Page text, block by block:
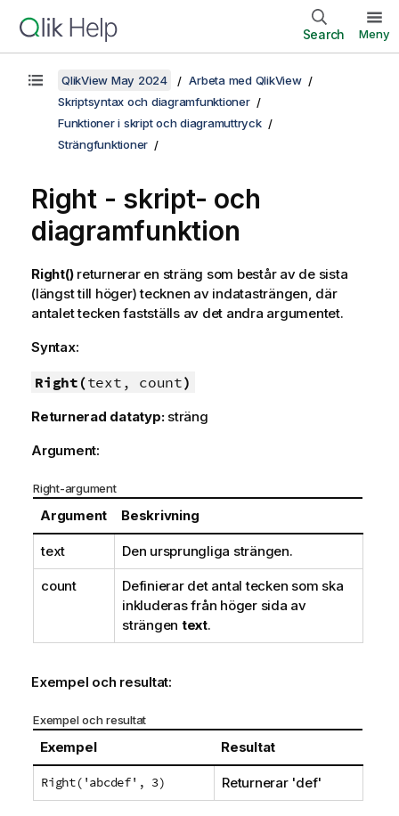
Search Meny
QlikView May 2024
Arbeta med QlikView
Skriptsyntax och diagramfunktioner
Funktioner i skript och diagramuttryck
Strängfunktioner
Right - skript- och
diagramfunktion
Right()returnerar en sträng som består av de sista
(längst till höger) tecknen av indatasträngen, där
antalet tecken fastställs av det andra argumentet.
Syntax:
Right(text, count)
Returnerad datatyp: sträng
Argument:
Right-argument
Argument Beskrivning
text Den ursprungliga strängen.
count
Definierar det antal tecken som ska
inkluderas från höger sida av
strängen text.
Exempel och resultat:
Exempel och resultat
Exempel Resultat
Right('abcdef', 3) Returnerar 'def'